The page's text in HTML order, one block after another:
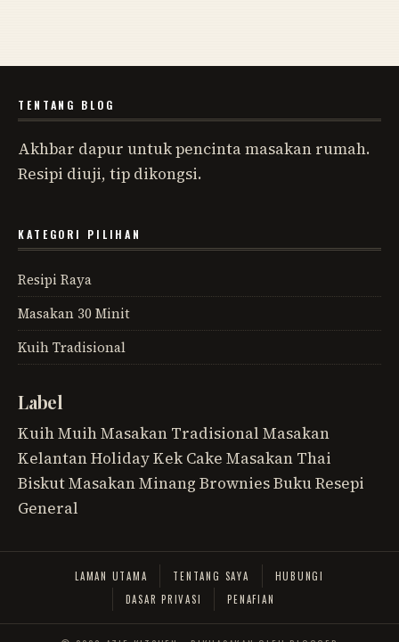
TENTANG BLOG
Akhbar dapur untuk pencinta masakan rumah.
Resipi diuji, tip dikongsi.
KATEGORI PILIHAN
Resipi Raya
Masakan 30 Minit
Kuih Tradisional
Label
Kuih MuihMasakan Tradisional Masakan
KelantanHolidayKek Cake Masakan Thai
BiskutMasakan Minang BrowniesBuku Resepi
General
LAMAN UTAMA TENTANG SAYA
HUBUNGI
DASAR PRIVASI
PENAFIAN